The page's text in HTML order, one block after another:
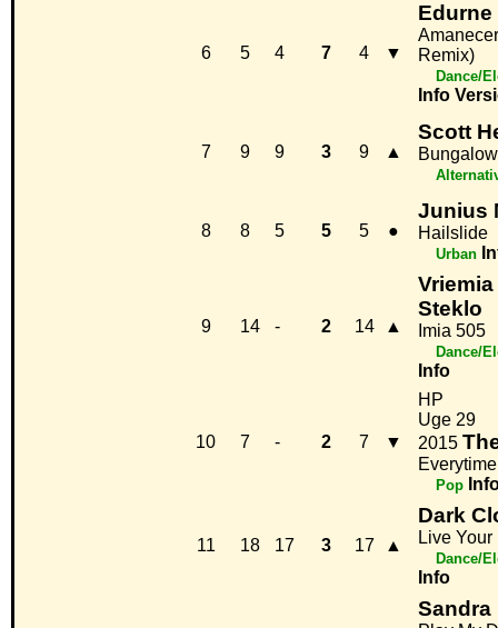
6 5 4 7 4 ▼
Edurne
Remix)
Dance/
Info
7 9 9 3 9 ▲
Scott
Bungalow
8 8 5 5 5 ●
Junius
Hailslide
Urban
9 14 - 2 14 ▲
Vriemia
Steklo
Imia 505
Dance/
Info
10 7 - 2 7 ▼
HP
Uge 29
2015
Everytime
Pop
11 18 17 3 17 ▲
Dark
Live Your
Dance/
Info
Sandra